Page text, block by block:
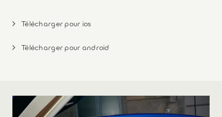
Télécharger pour ios
Télécharger pour android